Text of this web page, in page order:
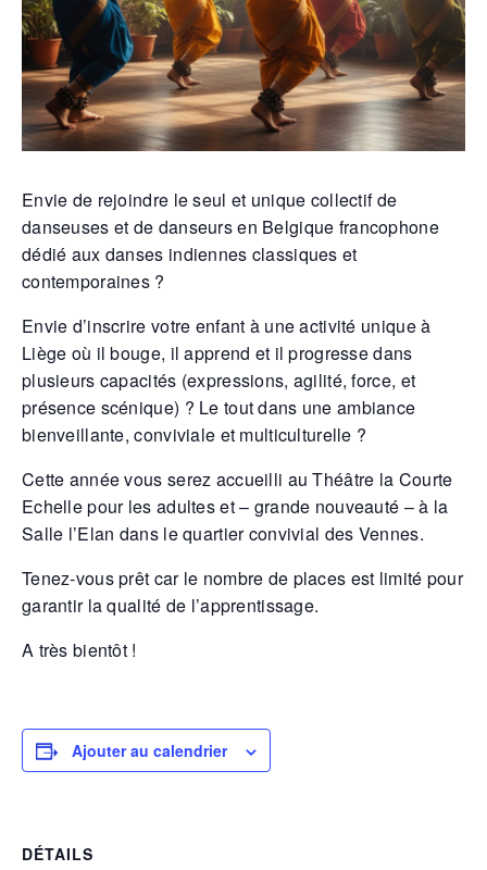
Envie de rejoindre le seul et unique collectif de
danseuses et de danseurs en Belgique francophone
dédié aux danses indiennes classiques et
contemporaines ?
Envie d’inscrire votre enfant à une activité unique à
Liège où il bouge, il apprend et il progresse dans
plusieurs capacités (expressions, agilité, force, et
présence scénique) ? Le tout dans une ambiance
bienveillante, conviviale et multiculturelle ?
Cette année vous serez accueilli au Théâtre la Courte
Echelle pour les adultes et – grande nouveauté – à la
Salle l’Elan dans le quartier convivial des Vennes.
Tenez-vous prêt car le nombre de places est limité pour
garantir la qualité de l’apprentissage.
A très bientôt !
Ajouter au calendrier
DÉTAILS